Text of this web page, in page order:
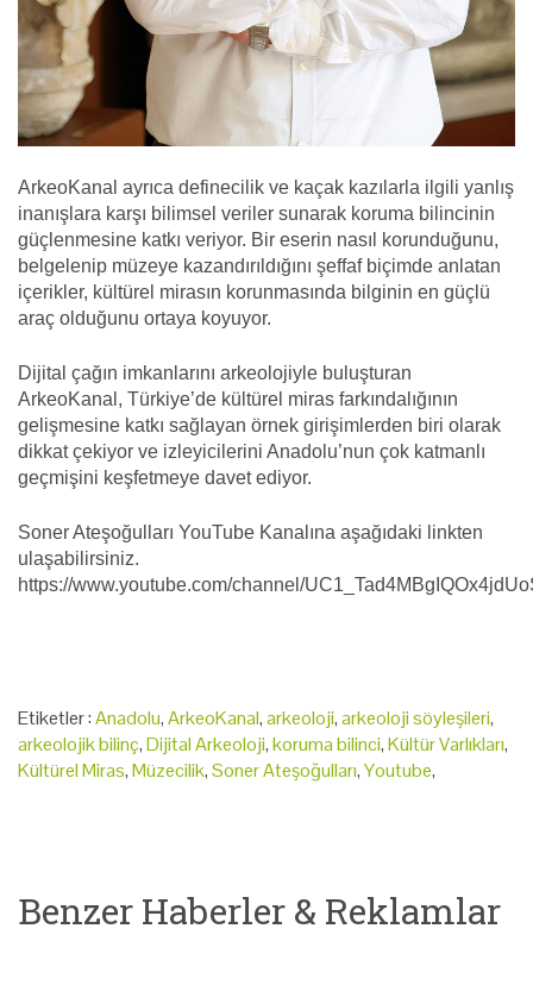
ArkeoKanal ayrıca definecilik ve kaçak kazılarla ilgili yanlış
inanışlara karşı bilimsel veriler sunarak koruma bilincinin
güçlenmesine katkı veriyor. Bir eserin nasıl korunduğunu,
belgelenip müzeye kazandırıldığını şeffaf biçimde anlatan
içerikler, kültürel mirasın korunmasında bilginin en güçlü
araç olduğunu ortaya koyuyor.
Dijital çağın imkanlarını arkeolojiyle buluşturan
ArkeoKanal, Türkiye’de kültürel miras farkındalığının
gelişmesine katkı sağlayan örnek girişimlerden biri olarak
dikkat çekiyor ve izleyicilerini Anadolu’nun çok katmanlı
geçmişini keşfetmeye davet ediyor.
Soner Ateşoğulları YouTube Kanalına aşağıdaki linkten
ulaşabilirsiniz.
https://www.youtube.com/channel/
Etiketler :Anadolu,ArkeoKanal,arkeoloji,arkeoloji söyleşileri,
arkeolojik bilinç,Dijital Arkeoloji,koruma bilinci,Kültür Varlıkları,
Kültürel Miras,Müzecilik,Soner Ateşoğulları,Youtube,
Benzer Haberler & Reklamlar